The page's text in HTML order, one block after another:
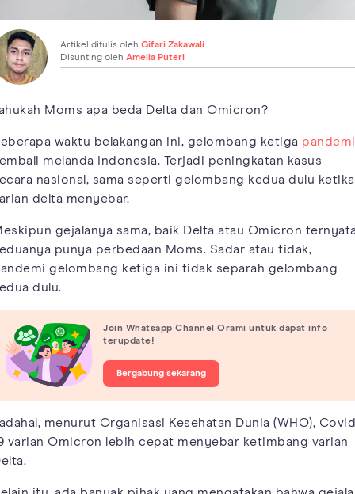
Artikel ditulis oleh Gifari Zakawali
Disunting oleh Amelia Puteri
Moms apa beda Delta dan Omicron?
waktu belakangan ini, gelombang ketiga pandemi
melanda Indonesia. Terjadi peningkatan kasus
nasional, sama seperti gelombang kedua dulu ketika
delta menyebar.
gejalanya sama, baik Delta atau Omicron
punya perbedaan Moms. Sadar atau tidak,
gelombang ketiga ini tidak separah gelombang
dulu.
Join Whatsapp Channel Orami untuk dapat info
terupdate!
Bergabung sekarang
menurut Organisasi Kesehatan Dunia (WHO),
varian Omicron lebih cepat menyebar ketimbang varian